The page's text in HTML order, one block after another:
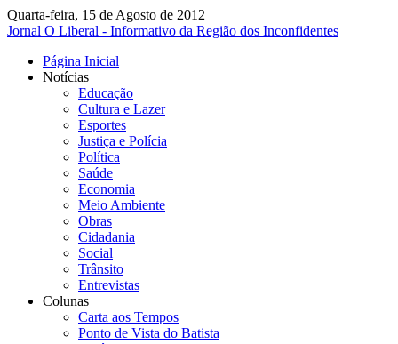
Quarta-feira, 15 de Agosto de 2012
Jornal O Liberal - Informativo da Região dos Inconfidentes
Página Inicial
Notícias
Educação
Cultura e Lazer
Esportes
Justiça e Polícia
Política
Saúde
Economia
Meio Ambiente
Obras
Cidadania
Social
Trânsito
Entrevistas
Colunas
Carta aos Tempos
Ponto de Vista do Batista